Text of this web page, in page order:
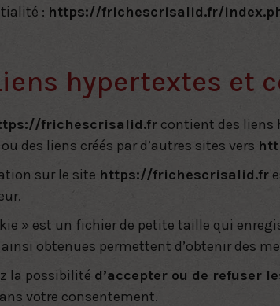
: https://frichescrisalid.fr/
hypertextes et
frichescrisalid.fr contient des liens
des liens créés par d’autres sites vers
sur le site https://frichescrisalid.fr
» est un fichier de petite taille qui
obtenues permettent d’obtenir des
la possibilité d’accepter ou de refuser
votre consentement.